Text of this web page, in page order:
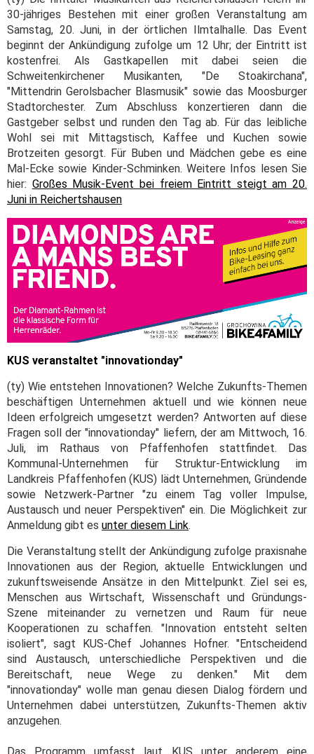
30-jähriges Bestehen mit einer großen Veranstaltung am
Samstag, 20. Juni, in der örtlichen Ilmtalhalle. Das Event
beginnt der Ankündigung zufolge um 12 Uhr; der Eintritt ist
kostenfrei. Als Gastkapellen mit dabei seien die
Schweitenkirchener Musikanten, "De Stoakirchana",
"Mittendrin Gerolsbacher Blasmusik" sowie das Moosburger
Stadtorchester. Zum Abschluss konzertieren dann die
Gastgeber selbst und runden den Tag ab. Für das leibliche
Wohl sei mit Mittagstisch, Kaffee und Kuchen sowie
Brotzeiten gesorgt. Für Buben und Mädchen gebe es eine
Mal-Ecke sowie Kinder-Schminken. Weitere Infos lesen Sie
hier: Großes Musik-Event bei freiem Eintritt steigt am 20.
Juni in Reichertshausen
KUS veranstaltet "innovationday"
(ty) Wie entstehen Innovationen? Welche Zukunfts-Themen
beschäftigen Unternehmen aktuell und wie können neue
Ideen erfolgreich umgesetzt werden? Antworten auf diese
Fragen soll der "innovationday" liefern, der am Mittwoch, 16.
Juli, im Rathaus von Pfaffenhofen stattfindet. Das
Kommunal-Unternehmen für Struktur-Entwicklung im
Landkreis Pfaffenhofen (KUS) lädt Unternehmen, Gründende
sowie Netzwerk-Partner "zu einem Tag voller Impulse,
Austausch und neuer Perspektiven" ein. Die Möglichkeit zur
Anmeldung gibt es unter diesem Link.
Die Veranstaltung stellt der Ankündigung zufolge praxisnahe
Innovationen aus der Region, aktuelle Entwicklungen und
zukunftsweisende Ansätze in den Mittelpunkt. Ziel sei es,
Menschen aus Wirtschaft, Wissenschaft und Gründungs-
Szene miteinander zu vernetzen und Raum für neue
Kooperationen zu schaffen. "Innovation entsteht selten
isoliert", sagt KUS-Chef Johannes Hofner. "Entscheidend
sind Austausch, unterschiedliche Perspektiven und die
Bereitschaft, neue Wege zu denken." Mit dem
"innovationday" wolle man genau diesen Dialog fördern und
Unternehmen dabei unterstützen, Zukunfts-Themen aktiv
anzugehen.